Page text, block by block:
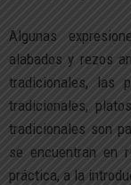
Algunas
alabados y rezos
tradicionales, las
tradicionales,
tradicionales son
se encuentran en
práctica, a la